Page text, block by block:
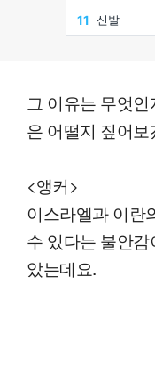
그 이유는 무엇
은 어떨지 짚어
<앵커>
이스라엘과 이란
수 있다는 불안
았는데요.